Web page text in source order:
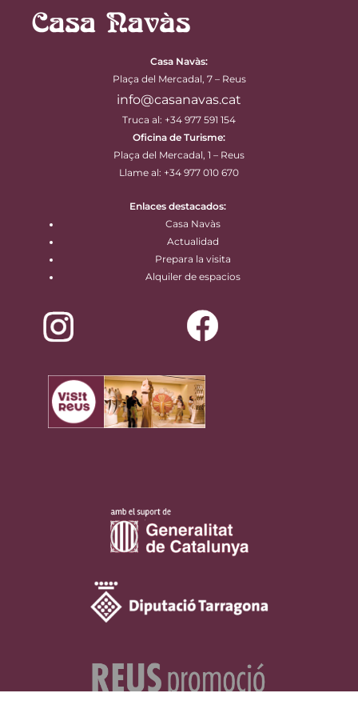
Casa Navàs:
Plaça del Mercadal, 7 – Reus
info@casanavas.cat
Truca al: +34 977 591 154
Oficina de Turisme:
Plaça del Mercadal, 1 – Reus
Llame al: +34 977 010 670
Enlaces destacados:
Casa Navàs
Actualidad
Prepara la visita
Alquiler de espacios